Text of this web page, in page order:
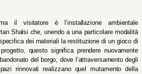
Shalsi che, unendo a una particolare modalità
dei materiali la restituzione di un gioco di
questo significa prendere nuovamente
del borgo, dove l’attraversamento degli
rinnovati realizzano quel mutamento della